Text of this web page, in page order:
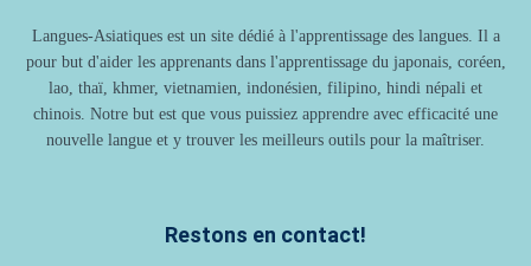
Langues-Asiatiques est un site dédié à l'apprentissage des langues. Il a
pour but d'aider les apprenants dans l'apprentissage du japonais, coréen,
lao, thaï, khmer, vietnamien, indonésien, filipino, hindi népali et
chinois. Notre but est que vous puissiez apprendre avec efficacité une
nouvelle langue et y trouver les meilleurs outils pour la maîtriser.
Restons en contact!